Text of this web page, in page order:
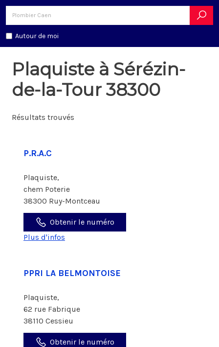
Autour de moi
Plaquiste à Sérézin-
de-la-Tour 38300
Résultats trouvés
P.R.A.C
Plaquiste,
chem Poterie
38300 Ruy-Montceau
Obtenir le numéro
Plus d'infos
PPRI LA BELMONTOISE
Plaquiste,
62 rue Fabrique
38110 Cessieu
Obtenir le numéro